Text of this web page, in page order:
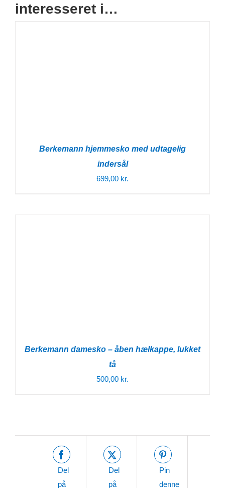
interesseret i…
Berkemann hjemmesko med udtagelig
indersål
699,00 kr.
Berkemann damesko – åben hælkappe, lukket
tå
500,00 kr.
Del
på
Del
på
Pin
denne